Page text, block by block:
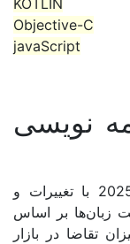
با تغییرات و
اساس
بازار